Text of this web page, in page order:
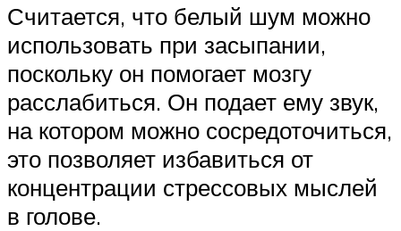
Считается, что белый шум можно
использовать при засыпании,
поскольку он помогает мозгу
расслабиться. Он подает ему звук,
на котором можно сосредоточиться,
это позволяет избавиться от
концентрации стрессовых мыслей
в голове.